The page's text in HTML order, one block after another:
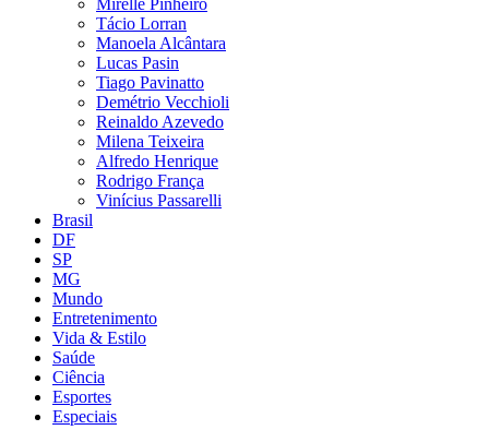
Tácio Lorran
Manoela Alcântara
Lucas Pasin
Tiago Pavinatto
Demétrio Vecchioli
Reinaldo Azevedo
Milena Teixeira
Alfredo Henrique
Rodrigo França
Vinícius Passarelli
Brasil
DF
SP
MG
Mundo
Entretenimento
Vida & Estilo
Saúde
Ciência
Esportes
Especiais